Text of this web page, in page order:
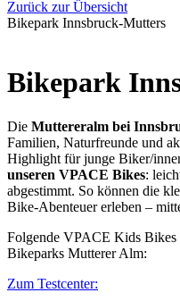
Zurück zur Übersicht
Bikepark Innsbruck-Mutters
Bikepark
Die Muttereralm bei
Familien, Naturfreunde und
Highlight für junge Biker/
unseren VPACE Bikes:
abgestimmt. So können die
Bike‑Abenteuer erleben –
Folgende VPACE Kids Bikes
Bikeparks Mutterer Alm:
Zum Testcenter: